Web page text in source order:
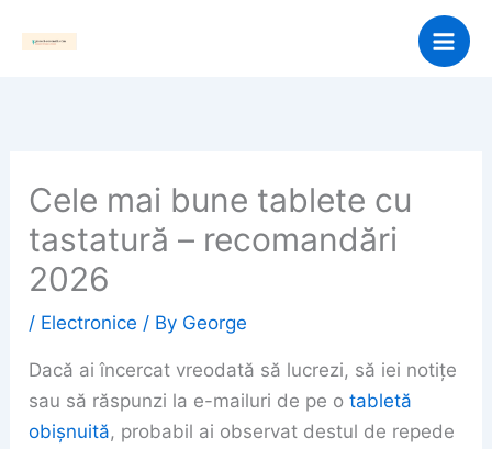
Cele mai bune tablete cu
tastatură – recomandări
2026
/ Electronice / By George
Dacă ai încercat vreodată să lucrezi, să iei notițe
sau să răspunzi la e-mailuri de pe otabletă
obișnuită, probabil ai observat destul de repede